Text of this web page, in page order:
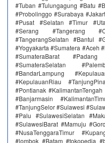
#Tuban #Tulungagung #Batu
#Probolinggo #Surabaya
#Pusat #Selatan #Timur
#Serang #Tangerang
#TangerangSelatan #Bantul
#Yogyakarta #Sumatera #Aceh
#SumateraBarat
#SumateraSelatan
#BandarLampung
#KepulauanRiau
#Pontianak
#Banjarmasin
#TanjungSelor #Sulawesi
#Palu #SulawesiSelatan
#SulawesiBarat #Mamuju
#NusaTenggaraTimur
#lombok #Batam #tokopedia